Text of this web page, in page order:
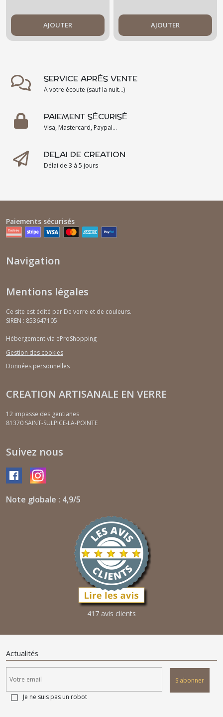
AJOUTER AJOUTER
SERVICE APRÈS VENTE
A votre écoute (sauf la nuit...)
PAIEMENT SÉCURISÉ
Visa, Mastercard, Paypal...
DELAI DE CREATION
Délai de 3 à 5 jours
Paiements sécurisés
Navigation
Mentions légales
Ce site est édité par De verre et de couleurs.
SIREN : 853647105
Hébergement via eProShopping
Gestion des cookies
Données personnelles
CREATION ARTISANALE EN VERRE
12 impasse des gentianes
81370 SAINT-SULPICE-LA-POINTE
Suivez nous
Note globale : 4,9/5
417 avis clients
Actualités
S'abonner
Je ne suis pas un robot